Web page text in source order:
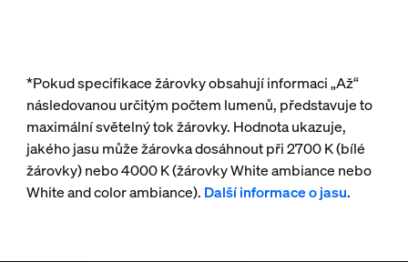
*Pokud specifikace žárovky obsahují informaci „Až“
následovanou určitým počtem lumenů, představuje to
maximální světelný tok žárovky. Hodnota ukazuje,
jakého jasu může žárovka dosáhnout při 2700 K (bílé
žárovky) nebo 4000 K (žárovky White ambiance nebo
White and color ambiance). Další informace o jasu.